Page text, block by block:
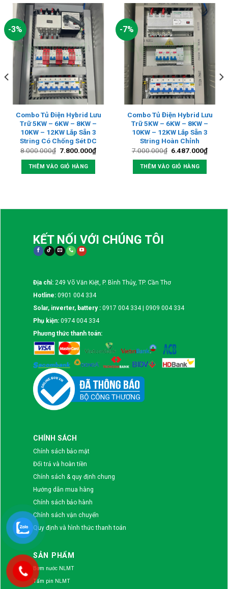
-3%
Combo Tủ Điện Hybrid Lưu
Trữ 5KW – 6KW – 8KW –
10KW – 12KW Lắp Sẵn 3
String Có Chống Sét DC
8.000.000₫ Giá
là:
8.000.000₫.
7.800.000₫Giá
7.800.000₫.
THÊM VÀO GIỎ HÀNG
-7%
Combo Tủ Điện Hybrid Lưu
Trữ 5KW – 6KW – 8KW –
10KW – 12KW Lắp Sẵn 3
String Hoàn Chỉnh
7.000.000₫ Giá
là:
7.000.000₫.
6.487.000₫Giá
THÊM VÀO GIỎ HÀNG
KẾT NỐI VỚI CHÚNG TÔI
Địa chỉ: 249 Võ Văn Kiệt, P. Bình Thủy, TP. Cần Thơ
Hotline: 0901 004 334
Solar, inverter, battery : 0917 004 334 | 0909 004 334
Phụ kiện: 0974 004 334
Phương thức thanh toán:
CHÍNH SÁCH
Chính sách bảo mật
Đổi trả và hoàn tiền
Chính sách & quy định chung
Hướng dẫn mua hàng
Chính sách bảo hành
Chính sách vận chuyển
Quy định và hình thức thanh toán
SẢN PHẨM
Bơm nước NLMT
Tấm pin NLMT